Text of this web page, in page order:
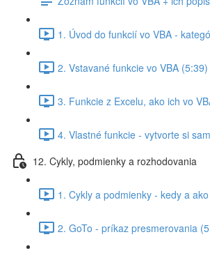
1. Úvod do funkcií vo VBA -
2. Vstavané funkcie vo VBA (5:39)
3. Funkcie z Excelu, ako ich vo
4. Vlastné funkcie - vytvorte si
12. Cykly, podmienky a rozhodovania
1. Cykly a podmienky - kedy a
2. GoTo - príkaz presmerovania